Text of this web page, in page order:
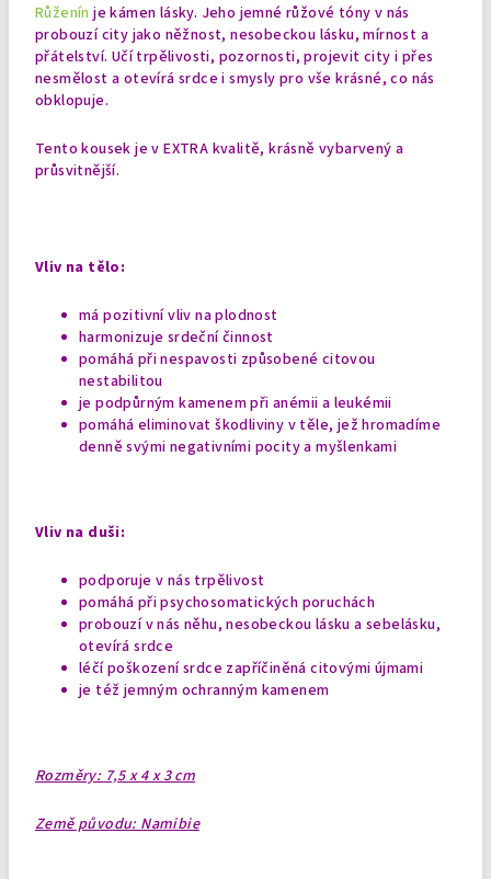
Růženín je kámen lásky. Jeho jemné růžové tóny v nás
probouzí city jako něžnost, nesobeckou lásku, mírnost a
přátelství. Učí trpělivosti, pozornosti, projevit city i přes
nesmělost a otevírá srdce i smysly pro vše krásné, co nás
obklopuje.
Tento kousek je v EXTRA kvalitě, krásně vybarvený a
průsvitnější.
Vliv na tělo:
má pozitivní vliv na plodnost
harmonizuje srdeční činnost
pomáhá při nespavosti způsobené citovou
nestabilitou
je podpůrným kamenem při anémii a leukémii
pomáhá eliminovat škodliviny v těle, jež hromadíme
denně svými negativními pocity a myšlenkami
Vliv na duši:
podporuje v nás trpělivost
pomáhá při psychosomatických poruchách
probouzí v nás něhu, nesobeckou lásku a sebelásku,
otevírá srdce
léčí poškození srdce zapříčiněná citovými újmami
je též jemným ochranným kamenem
Rozměry: 7,5 x 4 x 3 cm
Země původu: Namibie